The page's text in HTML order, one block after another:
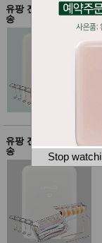
건
강
홍삼전
드
품
Diet/여
성용품
티
스킨케
어
남성화
장품
Stop
유팡 전체 $100이상 무
송
유팡 전체 $100이상 무
송